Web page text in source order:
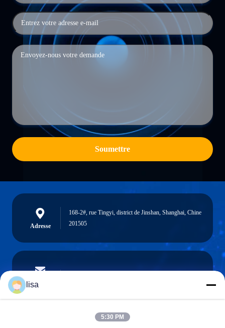
Soumettre
Adresse
168-2#, rue Tingyi, district de Jinshan, Shanghai, Chine
201505
E-mail
lisa
5:30 PM